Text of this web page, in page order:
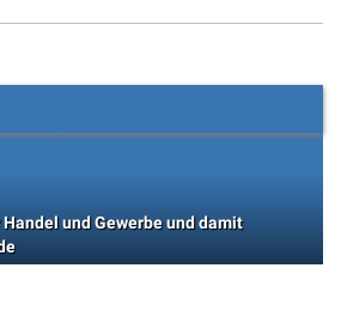
und Gewerbe und damit